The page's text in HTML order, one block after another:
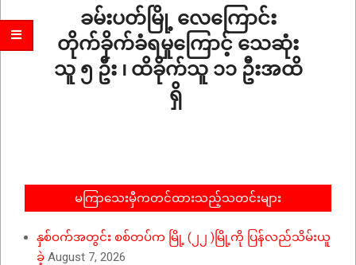
ခမ်းပတ်မြို့ လေကြောင်း
တိုက်ခိုက်ခံရမှုကြောင့် သေဆုံး
သူ ၅ ဦး ၊ ထိခိုက်သူ ၁၁ ဦးအထိ
ရှိ
မကြာသေးမှီကတင်ထားသည့်သတင်းများ
နှစ်ဝက်အတွင်း စစ်တပ်က မြို့ (၂၂ )မြို့ကို ပြန်လည်သိမ်းယူ
ခဲ့ August 7, 2026